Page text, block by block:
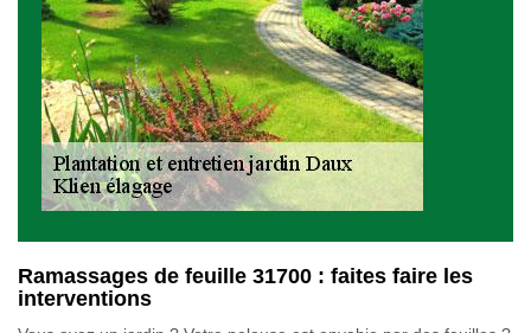
Ramassages de feuille 31700 : faites faire les
interventions